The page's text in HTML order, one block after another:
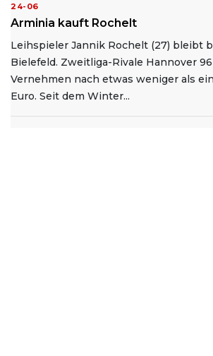
24-06
Arminia kauft Rochelt
Leihspieler Jannik Rochelt (27) bleibt
Bielefeld. Zweitliga-Rivale Hannover
Vernehmen nach etwas weniger als
Euro. Seit dem Winter...